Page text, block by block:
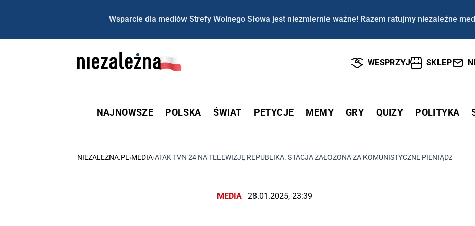
Wsparcie dla mediów Strefy Wolnego Słowa jest niezmiernie ważne! Razem ratujmy niezależne
WESPRZYJ SKLEP
NAJNOWSZE POLSKA ŚWIAT PETYCJE MEMY GRY QUIZY POLITYKA
NIEZALEŻNA.PL ›MEDIA›ATAK TVN 24 NA TELEWIZJĘ REPUBLIKA. STACJA ZAŁOŻONA ZA KOMUNISTYCZNE PIENIĄDZE
MEDIA 28.01.2025, 23:39